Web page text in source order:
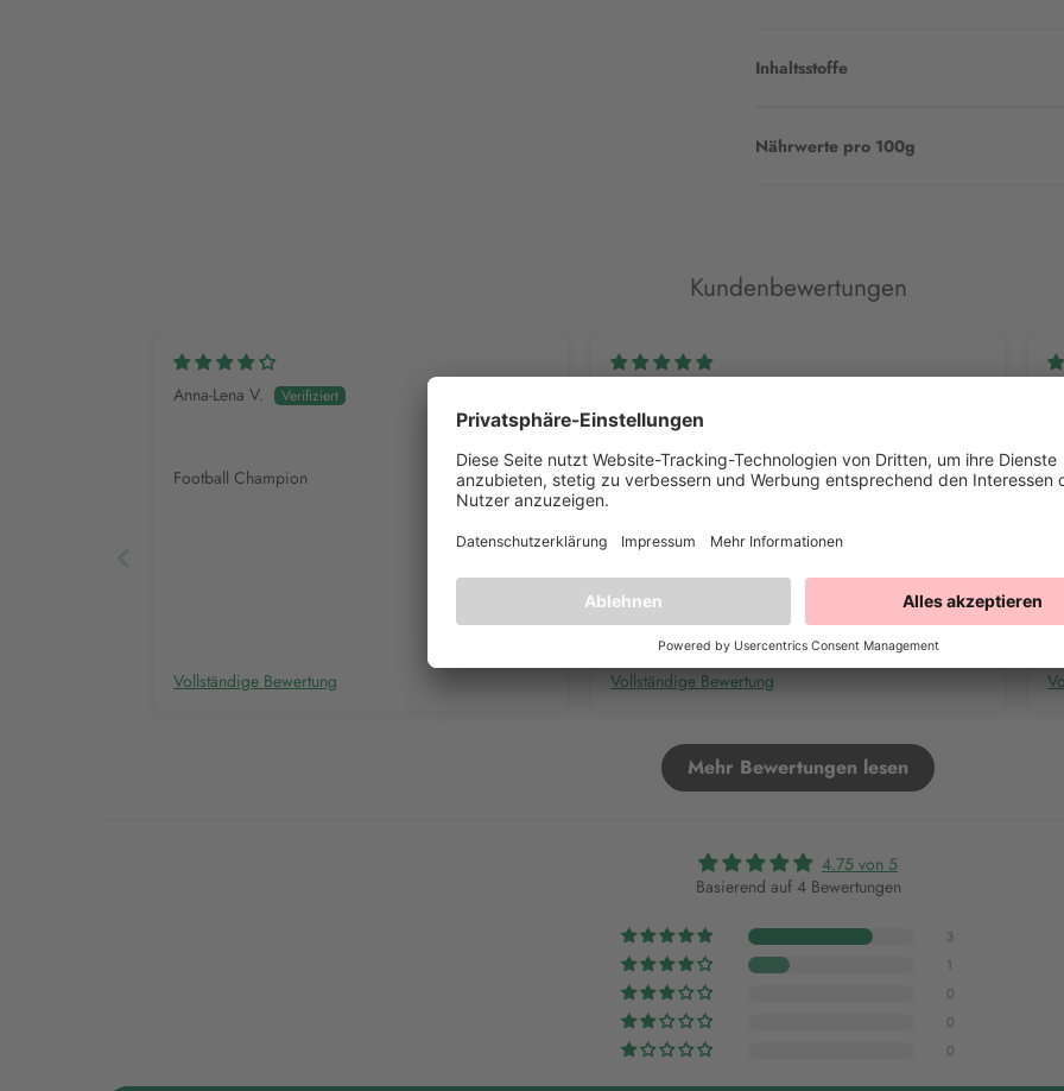
Inhaltsstoffe
Nährwerte pro 100g
Kundenbewertungen
Anna-Lena V.
Football Champion
Vollständige Bewertung
Die Streusel kamen bei unserem kleinen Fußballfan
Vollständige Bewertung
Mehr Bewertungen lesen
4.75 von 5
Basierend auf 4 Bewertungen
3
1
0
0
0